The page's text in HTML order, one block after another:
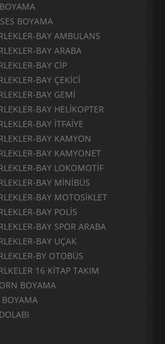
BOYAMA
BAY AMBULANS
BAY ARABA
BAY CİP
BAY ÇEKİCİ
BAY GEMİ
BAY HELİKOPTER
BAY İTFAİYE
BAY KAMYON
BAY KAMYONET
BAY LOKOMOTİF
BAY MİNİBÜS
BAY MOTOSİKLET
BAY POLİS
BAY SPOR ARABA
BAY UÇAK
BY OTOBÜS
16 KİTAP TAKIM
BOYAMA
BOYAMA